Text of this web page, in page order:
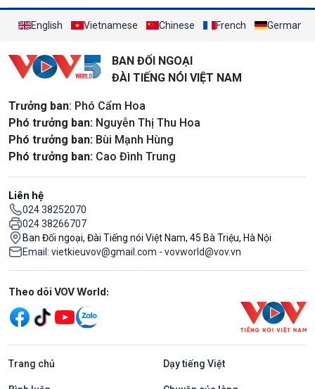
English Vietnamese Chinese French German
BAN ĐỐI NGOẠI
ĐÀI TIẾNG NÓI VIỆT NAM
Trưởng ban: Phó Cẩm Hoa
Phó trưởng ban: Nguyễn Thị Thu Hoa
Phó trưởng ban: Bùi Mạnh Hùng
Phó trưởng ban: Cao Đình Trung
Liên hệ
024 38252070
024 38266707
Ban Đối ngoại, Đài Tiếng nói Việt Nam, 45 Bà Triệu, Hà Nội
Email: vietkieuvov@gmail.com - vovworld@vov.vn
Mạng xã hội
Theo dõi VOV World:
Trang chủ Dạy tiếng Việt